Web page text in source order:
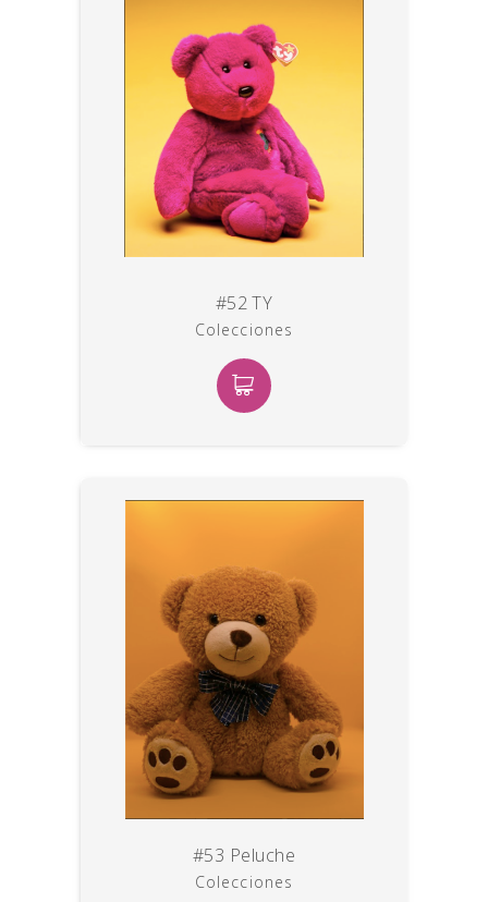
#52 TY
Colecciones
#53 Peluche
Colecciones